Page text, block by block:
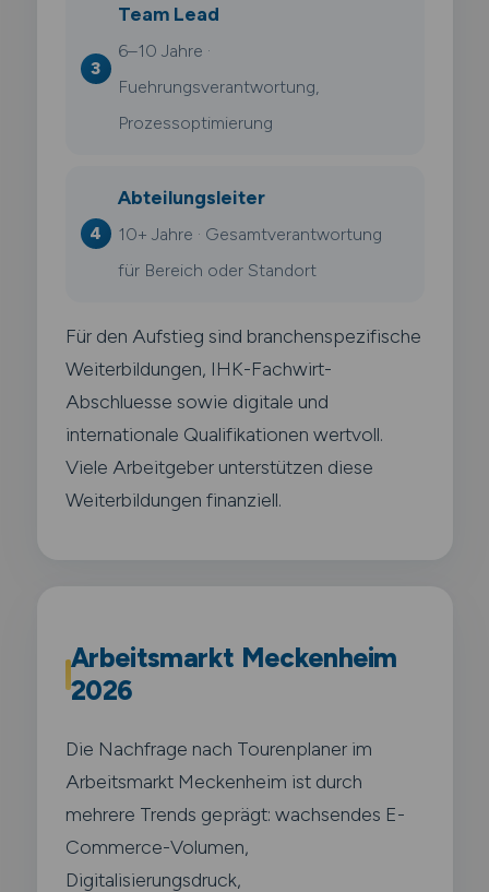
Team Lead
6–10 Jahre ·
Fuehrungsverantwortung,
Prozessoptimierung
Abteilungsleiter
10+ Jahre · Gesamtverantwortung
für Bereich oder Standort
Für den Aufstieg sind branchenspezifische
Weiterbildungen, IHK-Fachwirt-
Abschluesse sowie digitale und
internationale Qualifikationen wertvoll.
Viele Arbeitgeber unterstützen diese
Weiterbildungen finanziell.
Arbeitsmarkt Meckenheim
2026
Die Nachfrage nach Tourenplaner im
Arbeitsmarkt Meckenheim ist durch
mehrere Trends geprägt: wachsendes E-
Commerce-Volumen,
Digitalisierungsdruck,